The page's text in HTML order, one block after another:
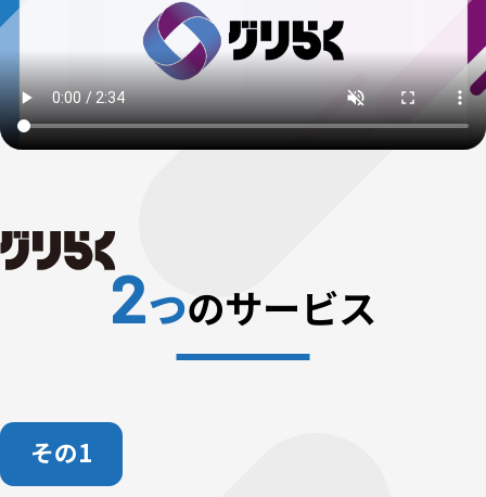
2つのサービス
その